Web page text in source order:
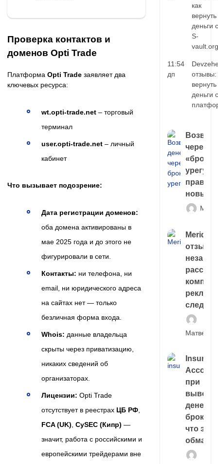
Проверка контактов и
доменов Opti Trade
Платформа Opti Trade заявляет два
ключевых ресурса:
wt.opti-trade.net – торговый
терминал
user.opti-trade.net – личный
кабинет
Что вызывает подозрение:
Дата регистрации доменов:
оба домена активированы в
мае 2025 года и до этого не
фигурировали в сети.
Контакты: ни телефона, ни
email, ни юридического адреса
на сайтах нет — только
безличная форма входа.
Whois: данные владельца
скрыты через приватизацию,
никаких сведений об
организаторах.
Лицензии: Opti Trade
отсутствует в реестрах ЦБ РФ
FCA (UK) CySEC (Кипр) —
значит, работа с российскими и
европейскими трейдерами вне
как
вернуть
деньги с
S-
vault.org
11:54
дп
отзывы:
вернуть
деньги с
через
правда
новый
следа
Матвей
Account
при
выводе
денег у
что это,
обман?